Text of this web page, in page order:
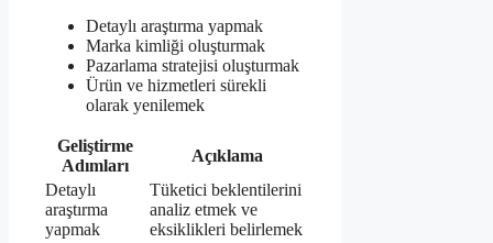
Detaylı araştırma yapmak
Marka kimliği oluşturmak
Pazarlama stratejisi oluşturmak
Ürün ve hizmetleri sürekli
olarak yenilemek
Geliştirme
Adımları
Açıklama
Detaylı
araştırma
yapmak
Tüketici beklentilerini
analiz etmek ve
eksiklikleri belirlemek